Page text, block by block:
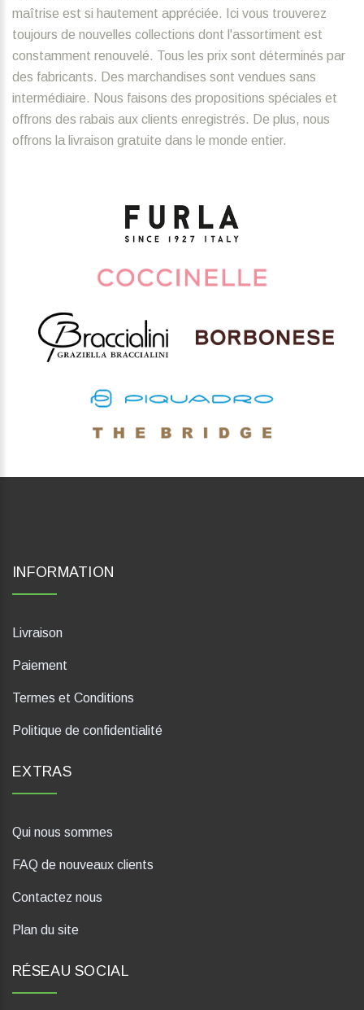
maîtrise est si hautement appréciée. Ici vous trouverez
toujours de nouvelles collections dont l'assortiment est
constamment renouvelé. Tous les prix sont déterminés par
des fabricants. Des marchandises sont vendues sans
intermédiaire. Nous faisons des propositions spéciales et
offrons des rabais aux clients enregistrés. De plus, nous
offrons la livraison gratuite dans le monde entier.
INFORMATION
Livraison
Paiement
Termes et Conditions
Politique de confidentialité
EXTRAS
Qui nous sommes
FAQ de nouveaux clients
Contactez nous
Plan du site
RÉSEAU SOCIAL